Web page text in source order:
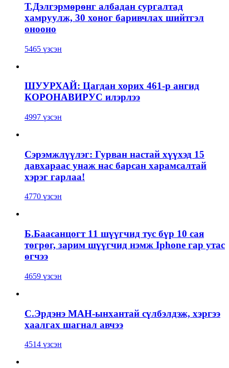
Т.Дэлгэрмөрөнг албадан сургалтад
хамруулж, 30 хоног баривчлах шийтгэл
онооно
5465 үзсэн
ШУУРХАЙ: Цагдан хорих 461-р ангид
КОРОНАВИРУС илэрлээ
4997 үзсэн
Сэрэмжлүүлэг: Гурван настай хүүхэд 15
давхараас унаж нас барсан харамсалтай
хэрэг гарлаа!
4770 үзсэн
Б.Баасанцогт 11 шүүгчид тус бүр 10 сая
төгрөг, зарим шүүгчид нэмж Iphone гар утас
өгчээ
4659 үзсэн
С.Эрдэнэ МАН-ынхантай сүлбэлдэж, хэргээ
хаалгах шагнал авчээ
4514 үзсэн